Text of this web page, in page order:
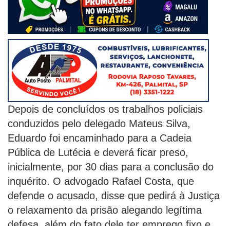
Depois de concluídos os trabalhos policiais
conduzidos pelo delegado Mateus Silva,
Eduardo foi encaminhado para a Cadeia
Pública de Lutécia e deverá ficar preso,
inicialmente, por 30 dias para a conclusão do
inquérito. O advogado Rafael Costa, que
defende o acusado, disse que pedirá à Justiça
o relaxamento da prisão alegando legítima